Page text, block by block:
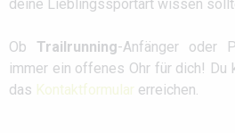
deine Lieblingssportart wissen
Ob Trailrunning-Anfänger oder
immer ein offenes Ohr für dich! Du
das Kontaktformular erreichen.